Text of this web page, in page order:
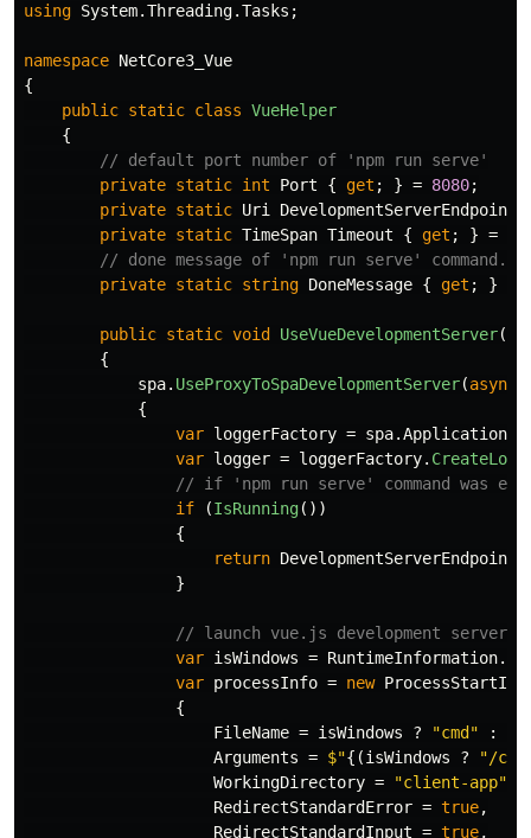
using System.Threading.Tasks ;
namespace NetCore3_Vue
{
public static class VueHelper
{
// default port number of 'npm run serve'
private static int Port { get ; } = 8080;
private static Uri DevelopmentServerEndpoint
private static TimeSpan Timeout { get ; } =
// done message of 'npm run serve' command.
private static string DoneMessage { get ; }
public static void UseVueDevelopmentServer(
{
spa. UseProxyToSpaDevelopmentServer(async
{
var loggerFactory = spa.
var logger = loggerFactory.
// if 'npm run serve' command was
if
(IsRunning())
{
return DevelopmentServerEndpoint
}
// launch vue.js development server
var isWindows = RuntimeInformation.
var processInfo = new
{
FileName = isWindows ? "cmd" :
Arguments = $"{(isWindows ?
"/c
WorkingDirectory = "client-app"
RedirectStandardError = true,
RedirectStandardInput = true,